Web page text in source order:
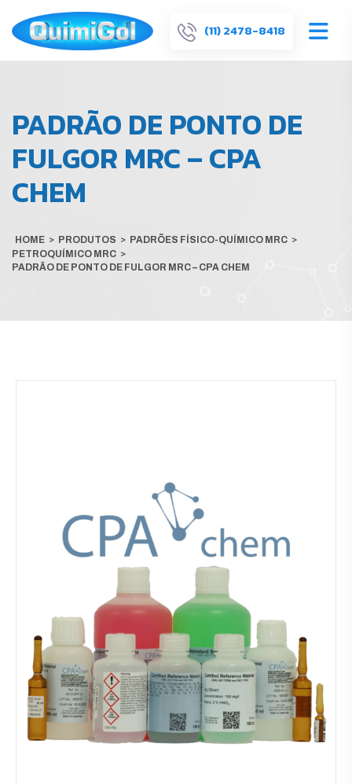
(11) 2478-8418
PADRÃO DE PONTO DE
FULGOR MRC – CPA
CHEM
HOME > PRODUTOS > PADRÕES FÍSICO-QUÍMICO MRC >
PETROQUÍMICO MRC >
PADRÃO DE PONTO DE FULGOR MRC – CPA CHEM